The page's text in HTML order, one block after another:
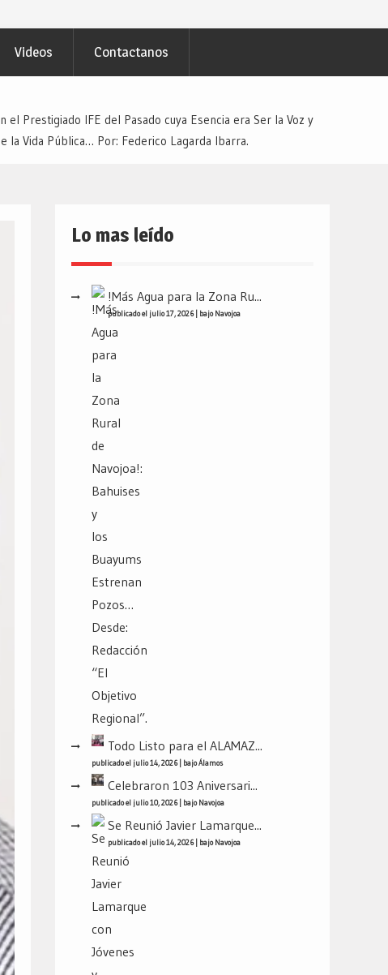
Videos Contactanos
Prestigiado IFE del Pasado cuya Esencia era Ser la Voz y
la Vida Pública… Por: Federico Lagarda Ibarra.
Lo mas leído
!Más Agua para la Zona Ru...
publicado el julio 17, 2026| bajoNavojoa
Todo Listo para el ALAMAZ...
publicado el julio 14, 2026| bajoÁlamos
Celebraron 103 Aniversari...
publicado el julio 10, 2026| bajoNavojoa
Se Reunió Javier Lamarque...
publicado el julio 14, 2026| bajoNavojoa